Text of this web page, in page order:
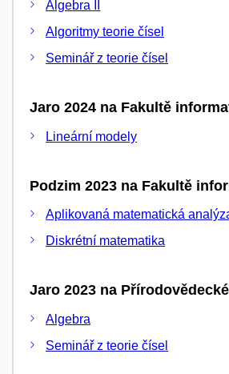
Algebra II
Algoritmy teorie čísel
Seminář z teorie čísel
Jaro 2024 na Fakultě
Lineární modely
Podzim 2023 na Fakultě
Aplikovaná matematická
Diskrétní matematika
Jaro 2023 na
Algebra
Seminář z teorie čísel